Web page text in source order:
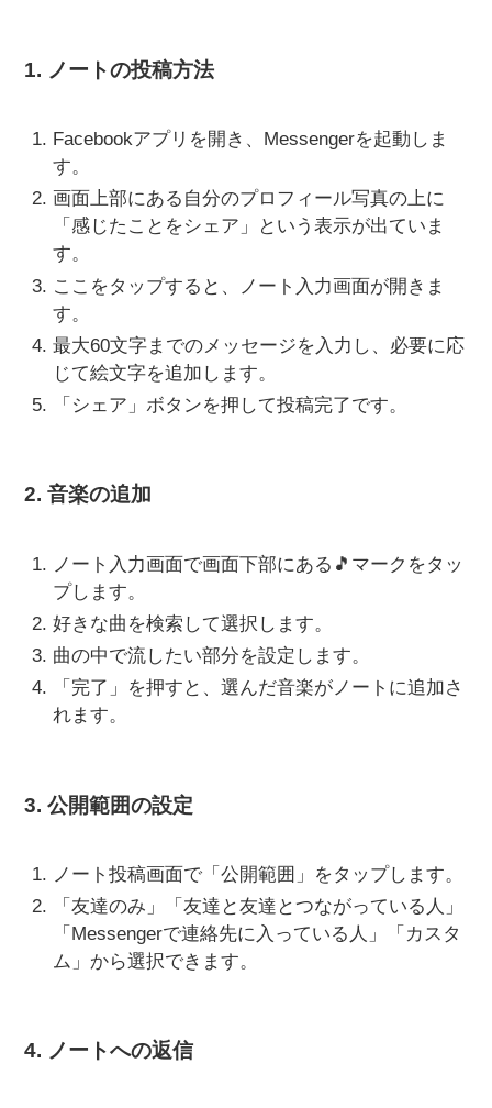
1. ノートの投稿方法
Facebookアプリを開き、Messengerを起動しま
す。
画面上部にある自分のプロフィール写真の上に
「感じたことをシェア」という表示が出ていま
す。
ここをタップすると、ノート入力画面が開きま
す。
最大60文字までのメッセージを入力し、必要に応
じて絵文字を追加します。
「シェア」ボタンを押して投稿完了です。
2. 音楽の追加
ノート入力画面で画面下部にある🎵マークをタッ
プします。
好きな曲を検索して選択します。
曲の中で流したい部分を設定します。
「完了」を押すと、選んだ音楽がノートに追加さ
れます。
3. 公開範囲の設定
ノート投稿画面で「公開範囲」をタップします。
「友達のみ」「友達と友達とつながっている人」
「Messengerで連絡先に入っている人」「カスタ
ム」から選択できます。
4. ノートへの返信